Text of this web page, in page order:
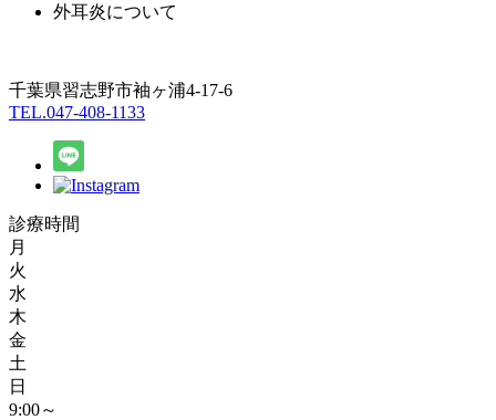
外耳炎について
千葉県習志野市袖ヶ浦4-17-6
TEL.047-408-1133
診療時間
月
火
水
木
金
土
日
9:00～